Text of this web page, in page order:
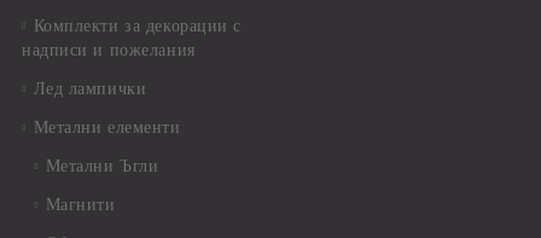
Комплекти за декорации с
надписи и пожелания
Лед лампички
Метални елементи
Метални Ъгли
Магнити